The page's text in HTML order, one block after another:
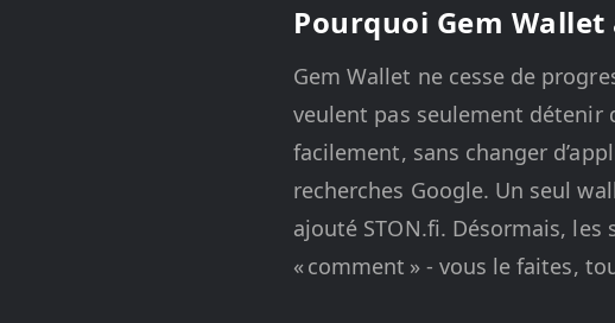
Pourquoi Gem
Gem Wallet ne cesse de
veulent pas seulement détenir
facilement, sans changer
recherches Google. Un seul
ajouté STON.fi. Désormais, les
« comment » - vous le faites,